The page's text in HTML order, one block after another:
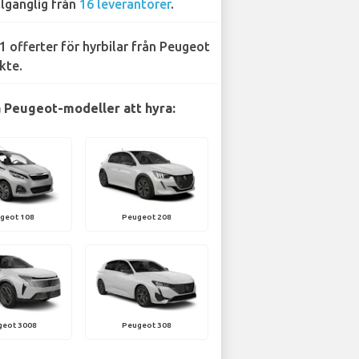
från 16 leverantörer.
offerter för hyrbilar från Peugeot
Peugeot-modeller att hyra:
108 Peugeot 208
3008 Peugeot 308